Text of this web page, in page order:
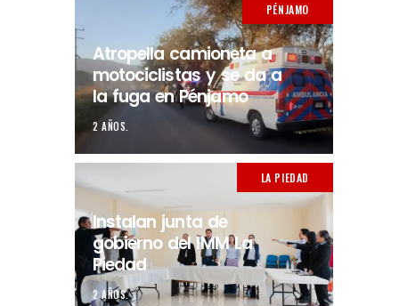
PÉNJAMO
Atropella camioneta a
motociclistas y se da a
la fuga en Pénjamo
2 AÑOS.
LA PIEDAD
Instalan junta de
gobierno del IMM La
Piedad
2 AÑOS.